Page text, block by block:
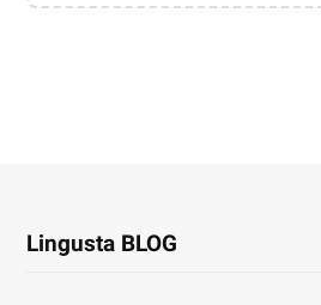
Lingusta BLOG